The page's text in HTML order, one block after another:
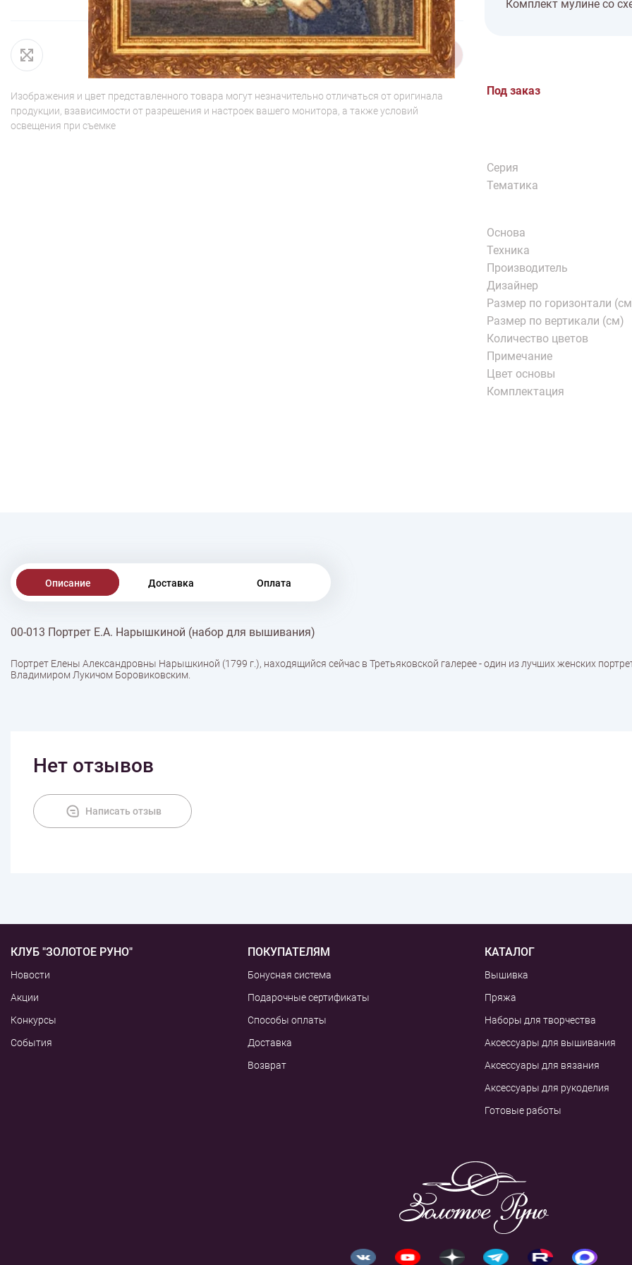
1/2
Изображения и цвет представленного товара могут незначительно отличаться от оригинала
продукции, взависимости от разрешения и настроек вашего монитора, а также условий
освещения при съемке
Комплект мулине со
Под заказ
Серия
Тематика
Основа
Техника
Производитель
Дизайнер
Размер по горизонтали
Размер по вертикали (см)
Количество цветов
Примечание
Цвет основы
Комплектация
Описание Доставка Оплата
00-013 Портрет Е.А. Нарышкиной (набор для вышивания)
Портрет Елены Александровны Нарышкиной (1799 г.), находящийся сейчас в Третьяковской галерее - один из лучших женских
Владимиром Лукичом Боровиковским.
Нет отзывов
Написать отзыв
КЛУБ "ЗОЛОТОЕ РУНО"
Новости
Акции
Конкурсы
События
ПОКУПАТЕЛЯМ
Бонусная система
Подарочные сертификаты
Способы оплаты
Доставка
Возврат
КАТАЛОГ
Вышивка
Пряжа
Наборы для творчества
Аксессуары для вышивания
Аксессуары для вязания
Аксессуары для рукоделия
Готовые работы